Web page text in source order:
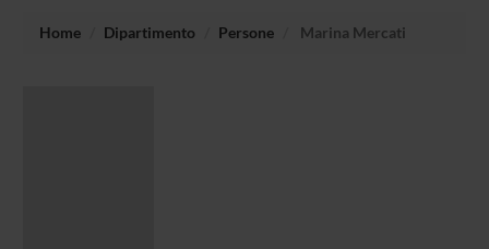
Home Dipartimento Persone Marina Mercati